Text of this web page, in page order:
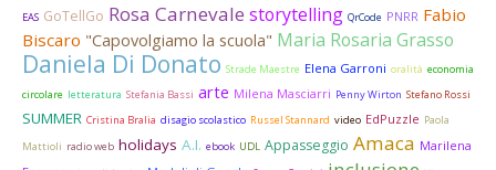
EAS GoTellGo Rosa Carnevale storytelling QrCode PNRR Fabio
Biscaro "Capovolgiamo la scuola" Maria Rosaria Grasso
Daniela Di Donato Strade Maestre Elena Garroni oralità economia
circolare letteratura Stefania Bassi arte Milena Masciarri Penny Wirton Stefano Rossi
SUMMER Cristina Bralia disagio scolastico Russel Stannard video EdPuzzle Paola
Mattioli radio web holidays A.I. ebook UDL Appasseggio Amaca Marilena